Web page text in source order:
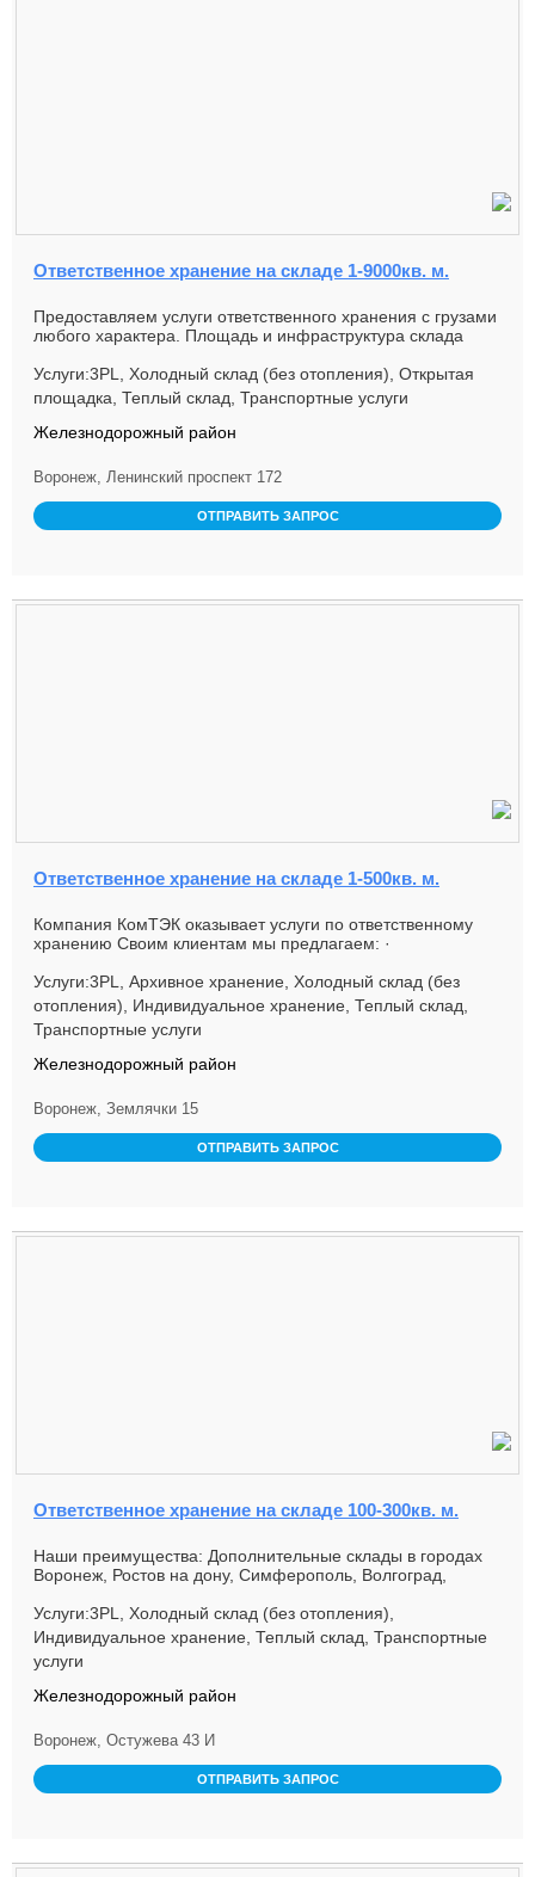
Ответственное хранение на складе 1-9000кв. м.
Предоставляем услуги ответственного хранения с грузами
любого характера. Площадь и инфраструктура склада
Услуги:3PL, Холодный склад (без отопления), Открытая
площадка, Теплый склад, Транспортные услуги
Железнодорожный район
Воронеж, Ленинский проспект 172
ОТПРАВИТЬ ЗАПРОС
Ответственное хранение на складе 1-500кв. м.
Компания КомТЭК оказывает услуги по ответственному
хранению Своим клиентам мы предлагаем: ·
Услуги:3PL, Архивное хранение, Холодный склад (без
отопления), Индивидуальное хранение, Теплый склад,
Транспортные услуги
Железнодорожный район
Воронеж, Землячки 15
ОТПРАВИТЬ ЗАПРОС
Ответственное хранение на складе 100-300кв. м.
Наши преимущества: Дополнительные склады в городах
Воронеж, Ростов на дону, Симферополь, Волгоград,
Услуги:3PL, Холодный склад (без отопления),
Индивидуальное хранение, Теплый склад, Транспортные
услуги
Железнодорожный район
Воронеж, Остужева 43 И
ОТПРАВИТЬ ЗАПРОС